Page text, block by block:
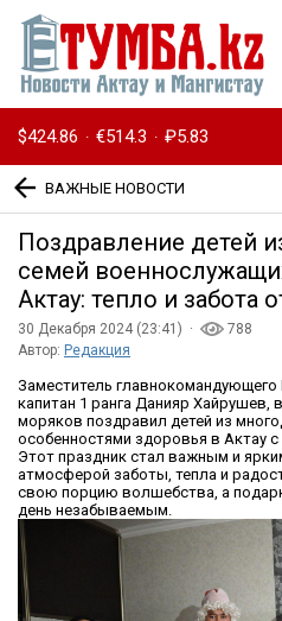
$424.86 · €514.3 · ₽5.83
ВАЖНЫЕ НОВОСТИ
Поздравление детей
семей
Актау: тепло и забота
30 Декабря 2024 (23:41) ·
788
Автор: Редакция
Заместитель
капитан 1 ранга Данияр Хайрушев,
моряков поздравил детей из
особенностями здоровья в Актау
Этот праздник стал важным и
атмосферой заботы, тепла и
свою порцию волшебства, а
день незабываемым.